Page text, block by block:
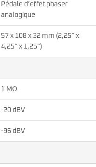
Pédale d’effet phaser
analogique
57 x 108 x 32 mm (2,25″ x
4,25″ x 1,25″)
1 MΩ
-20 dBV
-96 dBV